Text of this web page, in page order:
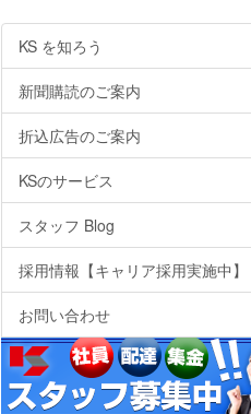
KS を知ろう
新聞購読のご案内
折込広告のご案内
KSのサービス
スタッフ Blog
採用情報【キャリア採用実施中】
お問い合わせ